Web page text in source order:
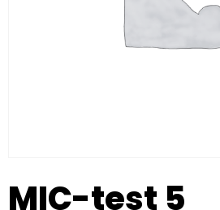
MIC-test 5